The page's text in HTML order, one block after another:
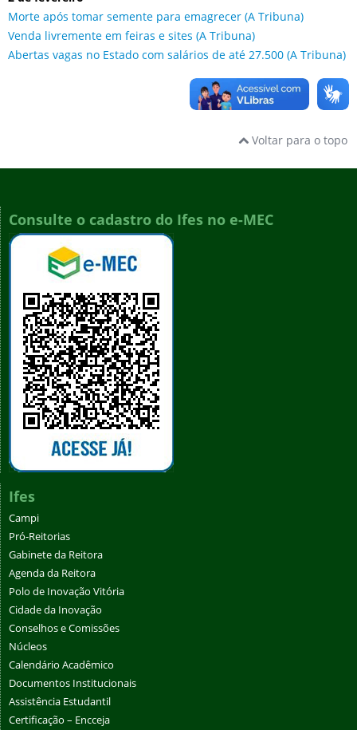
Morte após tomar semente para emagrecer (A Tribuna)
Venda livremente em feiras e sites (A Tribuna)
Abertas vagas no Estado com salários de até 27.500 (A Tribuna)
Voltar para o topo
Consulte o cadastro do Ifes no e-MEC
Ifes
Campi
Pró-Reitorias
Gabinete da Reitora
Agenda da Reitora
Polo de Inovação Vitória
Cidade da Inovação
Conselhos e Comissões
Núcleos
Calendário Acadêmico
Documentos Institucionais
Assistência Estudantil
Certificação – Encceja